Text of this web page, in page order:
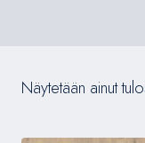
Näytetään ainut